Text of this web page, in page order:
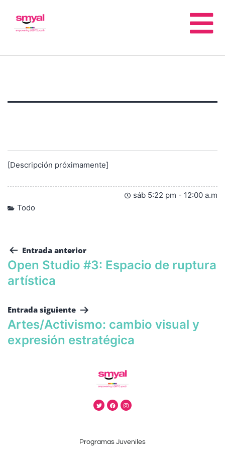
[Descripción próximamente]
sáb 5:22 pm - 12:00 a.m
Todo
Entrada anterior
Open Studio #3: Espacio de ruptura
artística
Entrada siguiente
Artes/Activismo: cambio visual y
expresión estratégica
Programas Juveniles